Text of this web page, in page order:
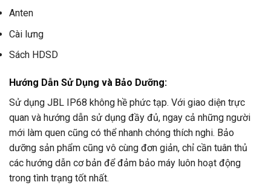
Anten
Cài lưng
Sách HDSD
Hướng Dẫn Sử Dụng và Bảo Dưỡng:
Sử dụng JBL IP68 không hề phức tạp. Với giao diện trực
quan và hướng dẫn sử dụng đầy đủ, ngay cả những người
mới làm quen cũng có thể nhanh chóng thích nghi. Bảo
dưỡng sản phẩm cũng vô cùng đơn giản, chỉ cần tuân thủ
các hướng dẫn cơ bản để đảm bảo máy luôn hoạt động
trong tình trạng tốt nhất.